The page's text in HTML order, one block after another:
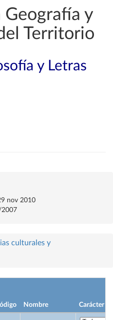
Geografía y
Territorio
y Letras
nov 2010
2007
culturales y
Nombre Carácter